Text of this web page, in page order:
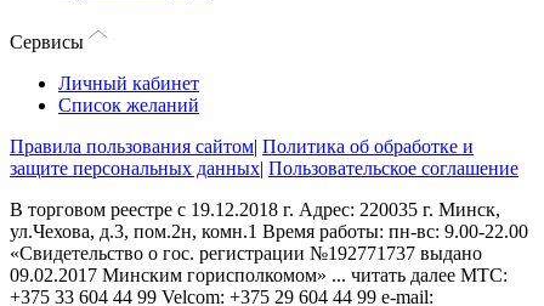
Сервисы
Личный кабинет
Список желаний
Правила пользования сайтом| Политика об обработке и
защите персональных данных| Пользовательское соглашение
В торговом реестре с 19.12.2018 г. Адрес: 220035 г. Минск,
ул.Чехова, д.3, пом.2н, комн.1 Время работы: пн-вс: 9.00-22.00
«Свидетельство о гос. регистрации №192771737 выдано
09.02.2017 Минским горисполкомом» ... читать далее МТС:
+375 33 604 44 99 Velcom: +375 29 604 44 99 e-mail: